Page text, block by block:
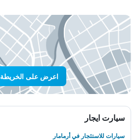
اعرض على الخريطة
سيارت ايجار
سيارات للاستئجار في أرمامار